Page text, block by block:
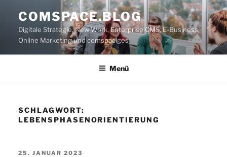
Inhalt
springen
COMSPACE.BLOG
Digitale Strategie, New Work, Enterprise CMS, E-Business,
Online Marketing und comspaciges
Menü
SCHLAGWORT:
LEBENSPHASENORIENTIERUNG
VERÖFFENTLICHT
25. JANUAR 2023